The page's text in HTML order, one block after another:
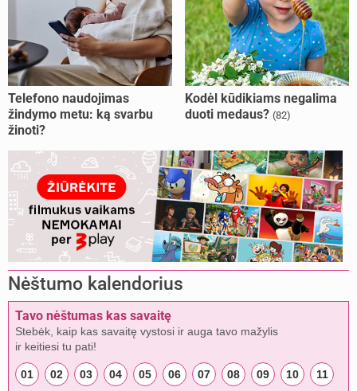
Telefono naudojimas
žindymo metu: ką svarbu
žinoti?
Kodėl kūdikiams negalima
duoti medaus? (82)
Nėštumo kalendorius
Tavo nėštumas kas savaitę
Stebėk, kaip kas savaitę vystosi ir auga tavo mažylis
ir keitiesi tu pati!
01 02 03 04 05 06 07 08 09 10 11